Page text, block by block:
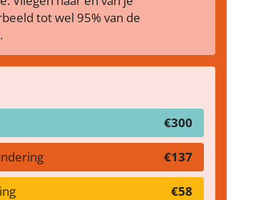
tot wel 95% van de
.
€300
€137
€58